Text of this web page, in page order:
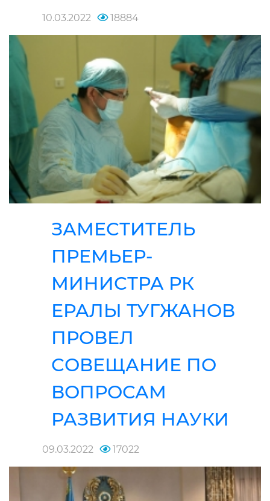
10.03.2022 18884
ЗАМЕСТИТЕЛЬ
ПРЕМЬЕР-
МИНИСТРА РК
ЕРАЛЫ ТУГЖАНОВ
ПРОВЕЛ
СОВЕЩАНИЕ ПО
ВОПРОСАМ
РАЗВИТИЯ НАУКИ
09.03.2022 17022